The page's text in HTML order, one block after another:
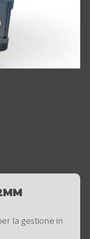
la gestione in